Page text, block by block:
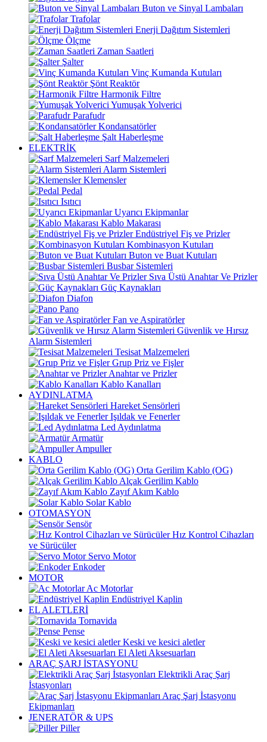
Buton ve Sinyal Lambaları
Trafolar
Enerji Dağıtım Sistemleri
Ölçme
Zaman Saatleri
Şalter
Vinç Kumanda Kutuları
Şönt Reaktör
Harmonik Filtre
Yumuşak Yolverici
Parafudr
Kondansatörler
Şalt Haberleşme
ELEKTRİK
Sarf Malzemeleri
Alarm Sistemleri
Klemensler
Pedal
Isıtıcı
Uyarıcı Ekipmanlar
Kablo Makarası
Endüstriyel Fiş ve Prizler
Kombinasyon Kutuları
Buton ve Buat Kutuları
Busbar Sistemleri
Sıva Üstü Anahtar Ve Prizler
Güç Kaynakları
Diafon
Pano
Fan ve Aspiratörler
Güvenlik ve Hırsız
Alarm Sistemleri
Tesisat Malzemeleri
Grup Priz ve Fişler
Anahtar ve Prizler
Kablo Kanalları
AYDINLATMA
Hareket Sensörleri
Işıldak ve Fenerler
Led Aydınlatma
Armatür
Ampuller
KABLO
Orta Gerilim Kablo (OG)
Alçak Gerilim Kablo
Zayıf Akım Kablo
Solar Kablo
OTOMASYON
Sensör
Hız Kontrol Cihazları
ve Sürücüler
Servo Motor
Enkoder
MOTOR
Ac Motorlar
Endüstriyel Kaplin
EL ALETLERİ
Tornavida
Pense
Keski ve kesici aletler
El Aleti Aksesuarları
ARAÇ ŞARJ İSTASYONU
Elektrikli Araç Şarj
İstasyonları
Araç Şarj İstasyonu
Ekipmanları
JENERATÖR & UPS
Piller